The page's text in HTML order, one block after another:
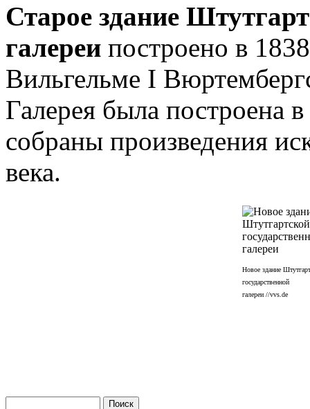
Старое здание
галереи построено в
Вильгельме I
Галерея была построена
собраны произведения
века.
Новое здание
государственной
галереи //vvs.de